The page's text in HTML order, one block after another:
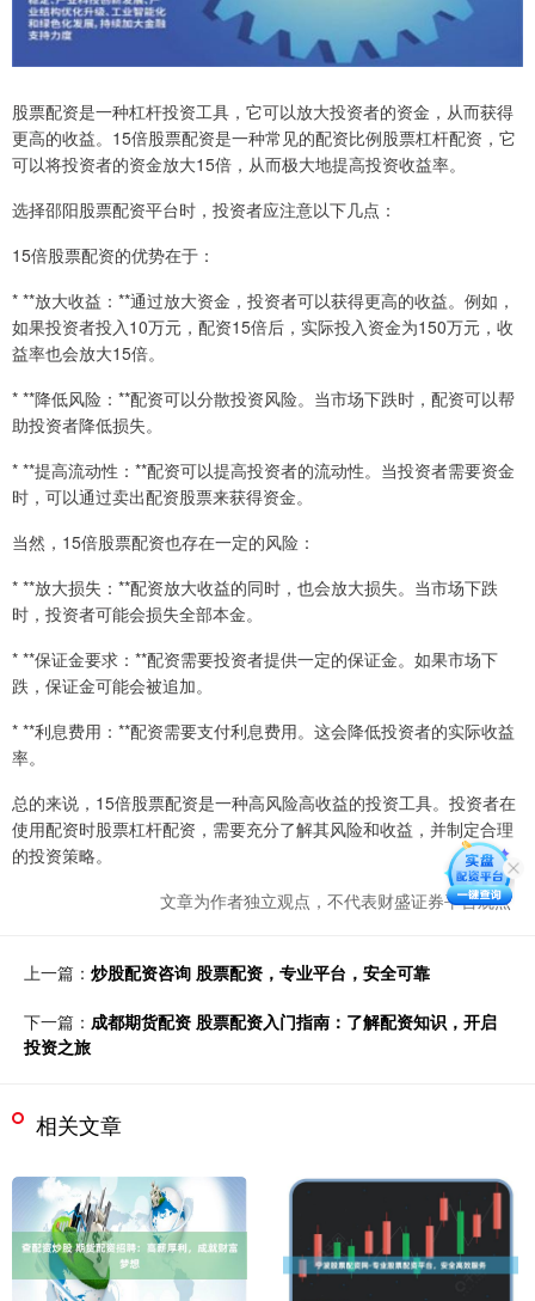
股票配资是一种杠杆投资工具，它可以放大投资者的资金，从而获得
更高的收益。15倍股票配资是一种常见的配资比例股票杠杆配资，它
可以将投资者的资金放大15倍，从而极大地提高投资收益率。
选择邵阳股票配资平台时，投资者应注意以下几点：
15倍股票配资的优势在于：
* **放大收益：**通过放大资金，投资者可以获得更高的收益。例如，
如果投资者投入10万元，配资15倍后，实际投入资金为150万元，收
益率也会放大15倍。
* **降低风险：**配资可以分散投资风险。当市场下跌时，配资可以帮
助投资者降低损失。
* **提高流动性：**配资可以提高投资者的流动性。当投资者需要资金
时，可以通过卖出配资股票来获得资金。
当然，15倍股票配资也存在一定的风险：
* **放大损失：**配资放大收益的同时，也会放大损失。当市场下跌
时，投资者可能会损失全部本金。
* **保证金要求：**配资需要投资者提供一定的保证金。如果市场下
跌，保证金可能会被追加。
* **利息费用：**配资需要支付利息费用。这会降低投资者的实际收益
率。
总的来说，15倍股票配资是一种高风险高收益的投资工具。投资者在
使用配资时股票杠杆配资，需要充分了解其风险和收益，并制定合理
的投资策略。
文章为作者独立观点，不代表财盛证券平台观点
上一篇： 炒股配资咨询 股票配资，专业平台，安全可靠
下一篇： 成都期货配资 股票配资入门指南：了解配资知识，开启
投资之旅
相关文章